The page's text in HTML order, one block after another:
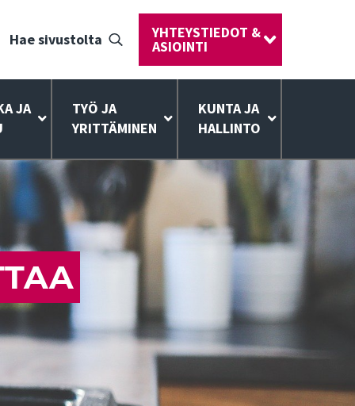
Hae sivustolta YHTEYSTIEDOT &
ASIOINTI
JA
TYÖ JA
YRITTÄMINEN
KUNTA JA
HALLINTO